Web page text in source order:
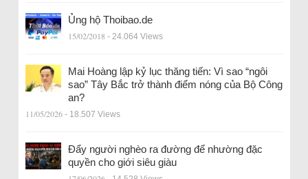
Ủng hộ Thoibao.de
15/02/2018 - 24.064 Views
Mai Hoàng lập kỷ lục thăng tiến: Vì sao “ngôi
sao” Tây Bắc trở thành điểm nóng của Bộ Công
an?
11/05/2026 - 18.507 Views
Đẩy người nghèo ra đường để nhường đặc
quyền cho giới siêu giàu